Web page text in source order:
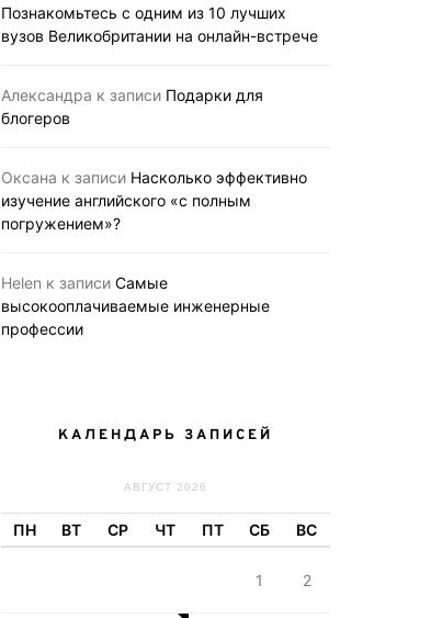
Познакомьтесь с одним из 10 лучших
вузов Великобритании на онлайн-встрече
Александра к записи Подарки для
блогеров
Оксана к записи Насколько эффективно
изучение английского «с полным
погружением»?
Helen к записи Самые
высокооплачиваемые инженерные
профессии
КАЛЕНДАРЬ ЗАПИСЕЙ
АВГУСТ 2026
ПН ВТ СР ЧТ ПТ СБ ВС
1 2